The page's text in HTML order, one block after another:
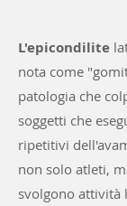
L'epicondilite
nota come
patologia che
soggetti che
ripetitivi
non solo atleti,
svolgono attività